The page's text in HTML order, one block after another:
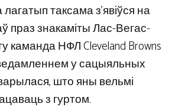
таксама з’явіўся на
праз знакаміты Лас-Вегас-
каманда НФЛ Cleveland Browns
у сацыяльных
што яны вельмі
з гуртом.